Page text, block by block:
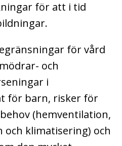
för att i tid
för vård
och
i
för barn, risker för
(hemventilation,
och klimatisering) och